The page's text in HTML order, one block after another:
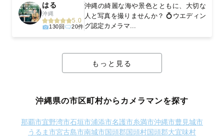
はる
沖縄
5.0
130回 20件
沖縄の綺麗な海や景色とともに、大切な
人と写真を撮りませんか？ 💍ウエディン
グ認定カメラマ...
もっと見る
沖縄県の市区町村からカメラマンを探す
那覇市宜野湾市石垣市浦添市名護市糸満市沖縄市豊見城市
うるま市宮古島市南城市国頭郡国頭村国頭郡大宜味村